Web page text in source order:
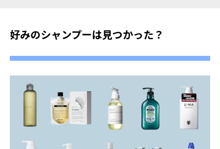
好みのシャンプーは見つかった？